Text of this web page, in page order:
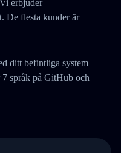
erbjuder
De flesta kunder är
ditt befintliga system –
språk på GitHub och